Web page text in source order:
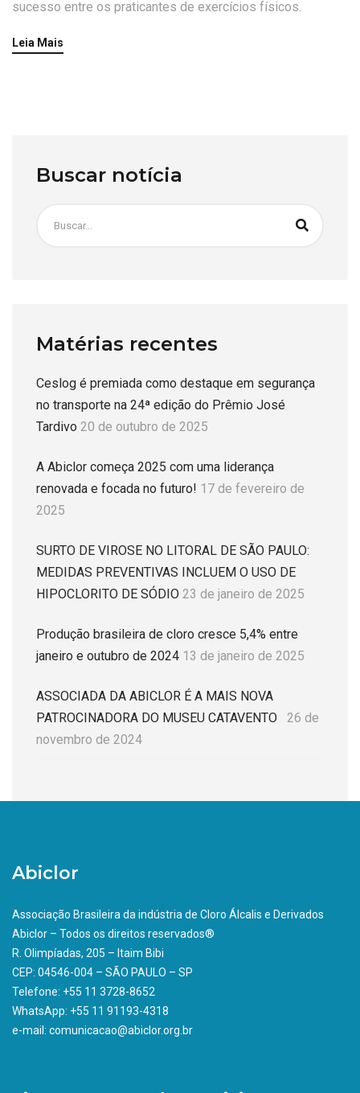
sucesso entre os praticantes de exercícios físicos.
Leia Mais
Buscar notícia
Matérias recentes
Ceslog é premiada como destaque em segurança
no transporte na 24ª edição do Prêmio José
Tardivo 20 de outubro de 2025
A Abiclor começa 2025 com uma liderança
renovada e focada no futuro! 17 de fevereiro de
2025
SURTO DE VIROSE NO LITORAL DE SÃO PAULO:
MEDIDAS PREVENTIVAS INCLUEM O USO DE
HIPOCLORITO DE SÓDIO 23 de janeiro de 2025
Produção brasileira de cloro cresce 5,4% entre
janeiro e outubro de 2024 13 de janeiro de 2025
ASSOCIADA DA ABICLOR É A MAIS NOVA
PATROCINADORA DO MUSEU CATAVENTO
26 de
novembro de 2024
Abiclor
Associação Brasileira da indústria de Cloro Álcalis e Derivados
Abiclor – Todos os direitos reservados®
R. Olimpíadas, 205 – Itaim Bibi
CEP: 04546-004 – SÃO PAULO – SP
Telefone: +55 11 3728-8652
WhatsApp: +55 11 91193-4318
e-mail: comunicacao@abiclor.org.br